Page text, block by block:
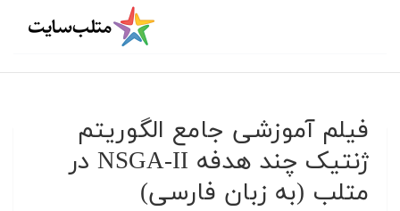
فیلم آموزشی جامع الگوریتم
ژنتیک چند هدفه NSGA-II در
متلب (به زبان فارسی)